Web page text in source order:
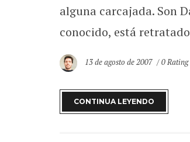
alguna carcajada. Son
conocido, está
13 de agosto de 2007 0 Rating
CONTINUA LEYENDO